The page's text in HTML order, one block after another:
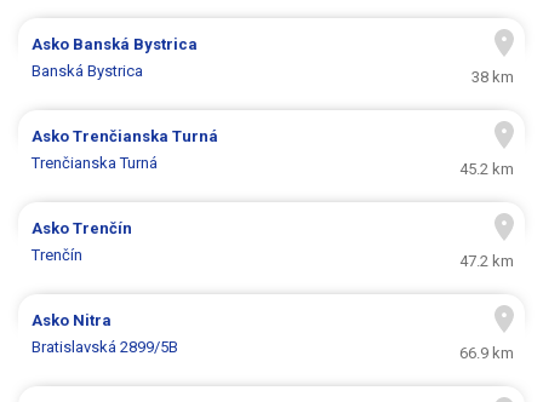
Asko Banská Bystrica
Banská Bystrica
38 km
AskoTrenčianska Turná
Trenčianska Turná
45.2 km
AskoTrenčín
Trenčín
47.2 km
Asko Nitra
Bratislavská 2899/5B
66.9 km